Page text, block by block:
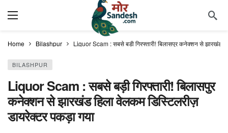
Home Bilashpur Liquor Scam : सबसे बड़ी गिरफ्तारी! बिलासपुर कनेक्शन से झारखंड
BILASHPUR
Liquor Scam : सबसे बड़ी गिरफ्तारी! बिलासपुर
कनेक्शन से झारखंड हिला वेलकम डिस्टिलरीज़
डायरेक्टर पकड़ा गया